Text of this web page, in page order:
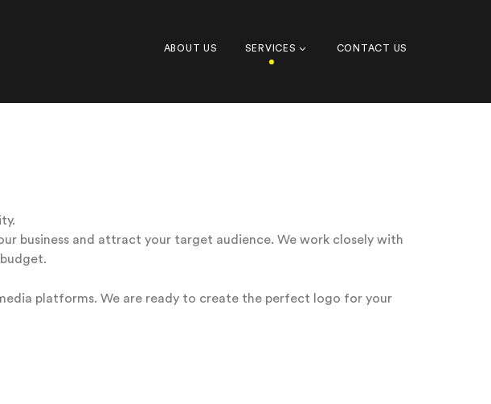
ABOUT US SERVICES CONTACT US
business and attract your target audience. We work closely with
platforms. We are ready to create the perfect logo for your